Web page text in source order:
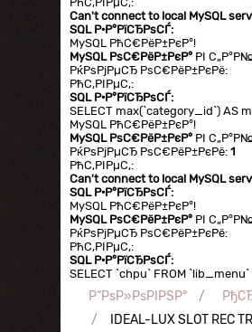
Can't connect to local MySQL
SQL Р·Р°РїСЂРѕСЃ:
MySQL РћС€РёР±РєР°!
MySQL РѕС€РёР±РєР° РІ
РќРѕРјРµСЂ РѕС€РёР±РєРё:
РћС‚РІРµС‚:
SQL Р·Р°РїСЂРѕСЃ:
SELECT max(`category_id`) AS
MySQL РћС€РёР±РєР°!
MySQL РѕС€РёР±РєР° РІ
РќРѕРјРµСЂ РѕС€РёР±РєРё:1
РћС‚РІРµС‚:
Can't connect to local MySQL
SQL Р·Р°РїСЂРѕСЃ:
MySQL РћС€РёР±РєР°!
MySQL РѕС€РёР±РєР° РІ
РќРѕРјРµСЂ РѕС€РёР±РєРё:
РћС‚РІРµС‚:
SQL Р·Р°РїСЂРѕСЃ:
SELECT `chpu` FROM
Р“РѕР»РѕРІРЅР°
IDEAL-LUX SLOT REC